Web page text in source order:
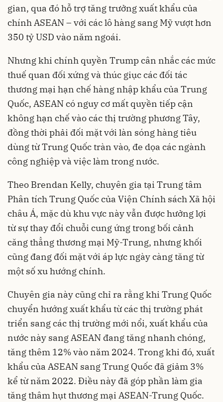
gian, qua đó hỗ trợ tăng trưởng xuất khẩu của
chính ASEAN – với các lô hàng sang Mỹ vượt hơn
350 tỷ USD vào năm ngoái.
Nhưng khi chính quyền Trump cân nhắc các mức
thuế quan đối xứng và thúc giục các đối tác
thương mại hạn chế hàng nhập khẩu của Trung
Quốc, ASEAN có nguy cơ mất quyền tiếp cận
không hạn chế vào các thị trường phương Tây,
đồng thời phải đối mặt với làn sóng hàng tiêu
dùng từ Trung Quốc tràn vào, đe dọa các ngành
công nghiệp và việc làm trong nước.
Theo Brendan Kelly, chuyên gia tại Trung tâm
Phân tích Trung Quốc của Viện Chính sách Xã hội
châu Á, mặc dù khu vực này vẫn được hưởng lợi
từ sự thay đổi chuỗi cung ứng trong bối cảnh
căng thẳng thương mại Mỹ-Trung, nhưng khối
cũng đang đối mặt với áp lực ngày càng tăng từ
một số xu hướng chính.
Chuyên gia này cũng chỉ ra rằng khi Trung Quốc
chuyển hướng xuất khẩu từ các thị trường phát
triển sang các thị trường mới nổi, xuất khẩu của
nước này sang ASEAN đang tăng nhanh chóng,
tăng thêm 12% vào năm 2024. Trong khi đó, xuất
khẩu của ASEAN sang Trung Quốc đã giảm 3%
kể từ năm 2022. Điều này đã góp phần làm gia
tăng thâm hụt thương mại ASEAN-Trung Quốc.